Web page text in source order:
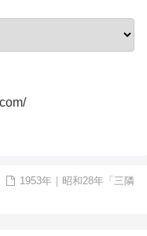
1953年｜昭和28年「三隣